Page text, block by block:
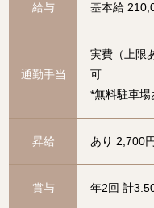
給与 基本給
通勤手当
実費（上限
可
*無料駐車場
昇給 あり 2,700
賞与 年2回 計